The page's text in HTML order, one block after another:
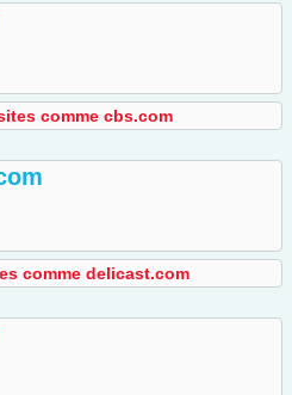
comme cbs.com
comme delicast.com